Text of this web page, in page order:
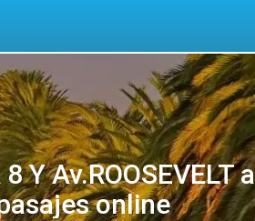
Y Av.ROOSEVELT
online